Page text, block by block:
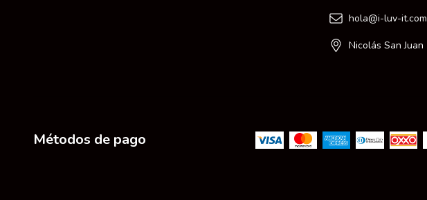
hola@i-luv-it.com
Nicolás San Juan
Métodos de pago